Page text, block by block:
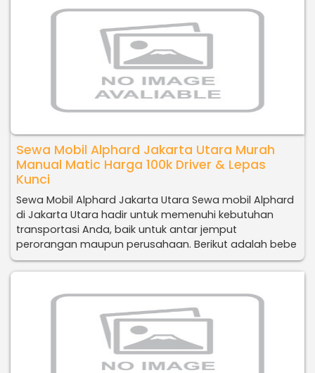
Sewa Mobil Alphard Jakarta Utara Murah
Manual Matic Harga 100k Driver & Lepas
Kunci
Sewa Mobil Alphard Jakarta Utara Sewa mobil Alphard
di Jakarta Utara hadir untuk memenuhi kebutuhan
transportasi Anda, baik untuk antar jemput
perorangan maupun perusahaan. Berikut adalah bebe